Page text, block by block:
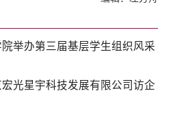
举办第三届基层学生组织风采
光星宇科技发展有限公司访企